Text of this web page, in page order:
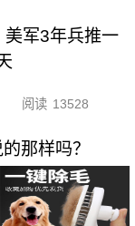
美军3年兵推一
阅读 13528
那样吗？